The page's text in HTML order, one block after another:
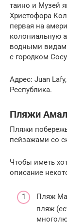
таино и Музей
Христофора
первая на
колониальную
водными
с городком
Адрес: Juan
Республика.
Пляжи
Пляжи
пейзажами со
Чтобы иметь
описание
Пляж
пляж